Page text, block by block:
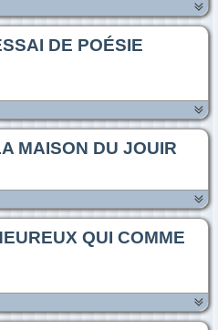
DE POÉSIE
MAISON DU JOUIR
QUI COMME